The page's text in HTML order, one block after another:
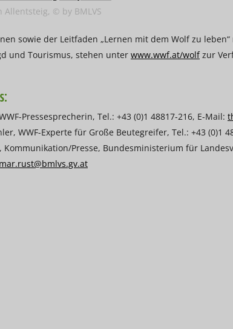
Allentsteig, © by BMLVS
sowie der Leitfaden „Lernen mit dem Wolf zu
und Tourismus, stehen unter www.wwf.at/wolfzur
Pressesprecherin, Tel.: +43 (0)1 48817-216, E-Mail:
WWF-Experte für Große Beutegreifer, Tel.: +43 (0)1
Kommunikation/Presse, Bundesministerium für